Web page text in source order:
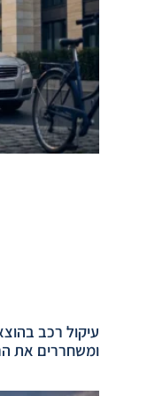
עיקול רכב
ומשחררים את הרכב